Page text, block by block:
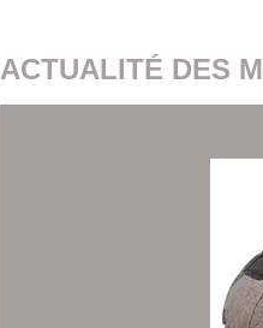
ACTUALITÉ DES